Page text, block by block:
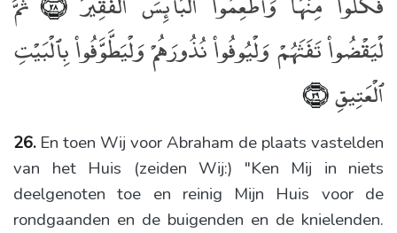
26. En toen Wij voor Abraham de plaats vastelden
van het Huis (zeiden Wij:) "Ken Mij in niets
deelgenoten toe en reinig Mijn Huis voor de
rondgaanden en de buigenden en de knielenden.
لْيَقْضُوا۟ تَفَثَهُمْ وَلْيُوفُوا۟ نُذُورَهُمْ وَلْيَطَّوَّفُوا۟ بِٱلْبَيْتِ
ٱلْعَتِيقِ﴿٢٩﴾